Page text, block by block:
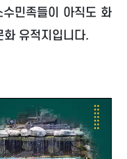
민족들이 아직도 화
유적지입니다.